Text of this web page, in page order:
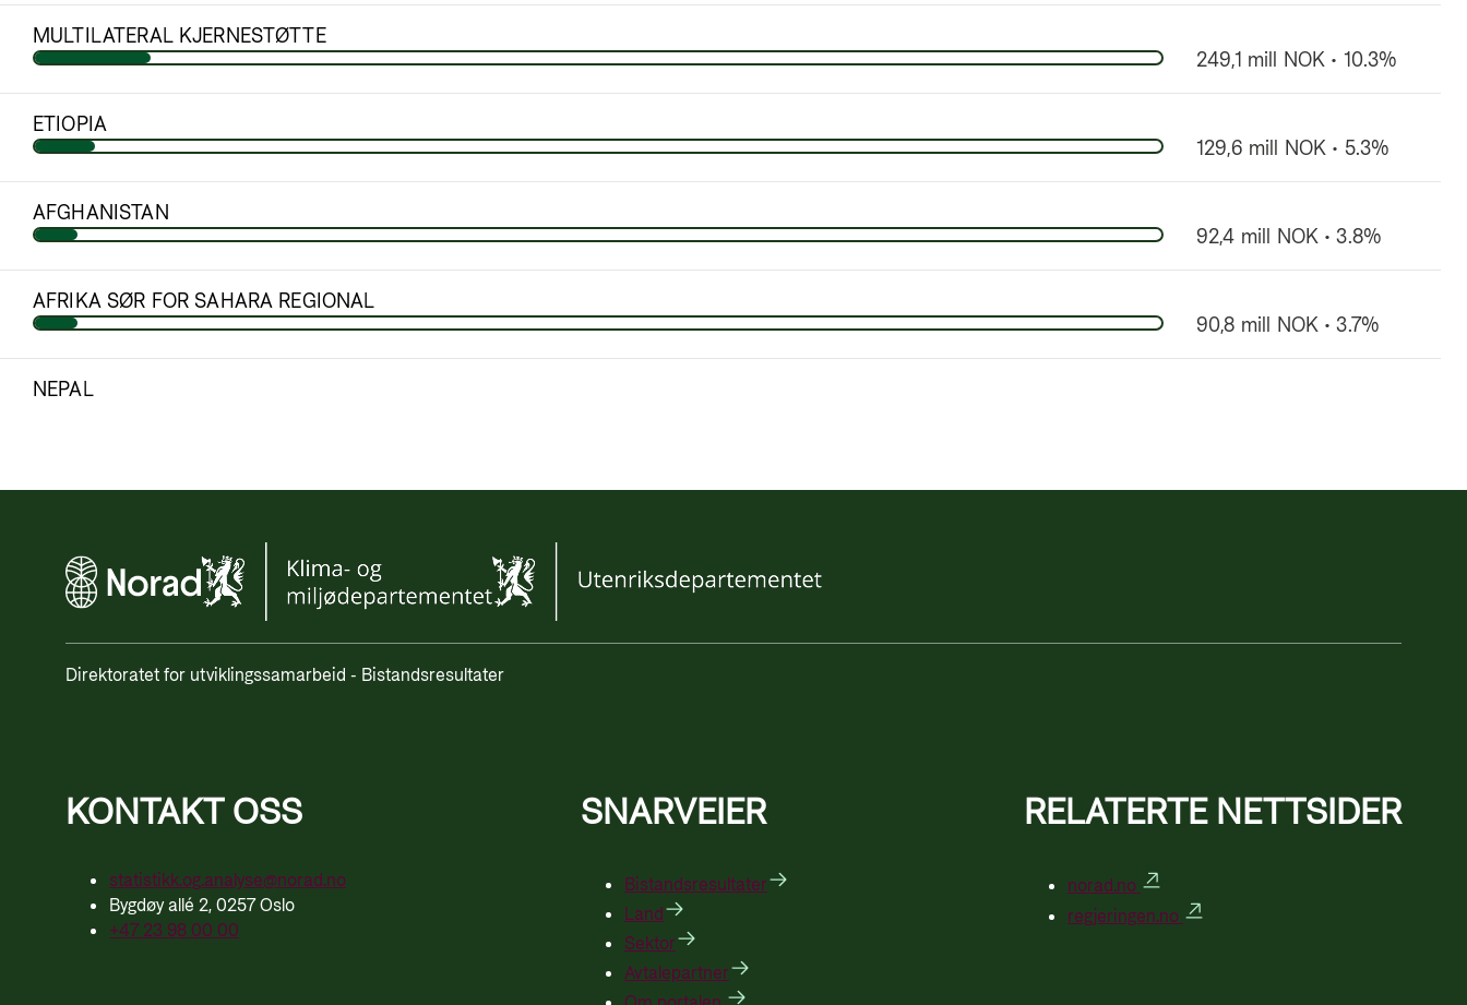
MULTILATERAL KJERNESTØTTE
249,1 mill NOK • 10.3%
ETIOPIA
129,6 mill NOK • 5.3%
AFGHANISTAN
92,4 mill NOK • 3.8%
AFRIKA SØR FOR SAHARA REGIONAL
90,8 mill NOK • 3.7%
NEPAL
TANZANIA
UGANDA
Direktoratet for utviklingssamarbeid - Bistandsresultater
KONTAKT OSS
statistikk.og.analyse@norad.no
Bygdøy allé 2, 0257 Oslo
+47 23 98 00 00
SNARVEIER
Bistandsresultater
Land
Sektor
Avtalepartner
RELATERTE NETTSIDER
norad.no
regjeringen.no